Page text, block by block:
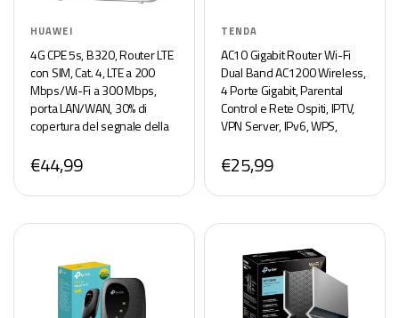
HUAWEI
4G CPE 5s, B320, Router LTE
con SIM, Cat. 4, LTE a 200
Mbps/Wi-Fi a 300 Mbps,
porta LAN/WAN, 30% di
copertura del segnale della
Garanzia
€44,99
TENDA
AC10 Gigabit Router Wi-Fi
Dual Band AC1200 Wireless,
4 Porte Gigabit, Parental
Control e Rete Ospiti, IPTV,
VPN Server, IPv6, WPS,
€25,99